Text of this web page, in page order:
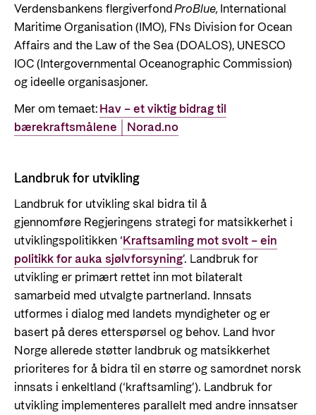
Verdensbankens flergiverfondProBlue,International
Maritime Organisation (IMO), FNs Division for Ocean
Affairs and the Law of the Sea (DOALOS), UNESCO
IOC (Intergovernmental Oceanographic Commission)
og ideelle organisasjoner.
Mer om temaet:Hav – et viktig bidrag til
bærekraftsmålene | Norad.no
Landbruk for utvikling
Landbruk for utvikling skal bidra til å
gjennomføre Regjeringens strategi for matsikkerhet i
utviklingspolitikken ‘Kraftsamling mot svolt – ein
politikk for auka sjølvforsyning’. Landbruk for
utvikling er primært rettet inn mot bilateralt
samarbeid med utvalgte partnerland. Innsats
utformes i dialog med landets myndigheter og er
basert på deres etterspørsel og behov. Land hvor
Norge allerede støtter landbruk og matsikkerhet
prioriteres for å bidra til en større og samordnet norsk
innsats i enkeltland (‘kraftsamling’). Landbruk for
utvikling implementeres parallelt med andre innsatser